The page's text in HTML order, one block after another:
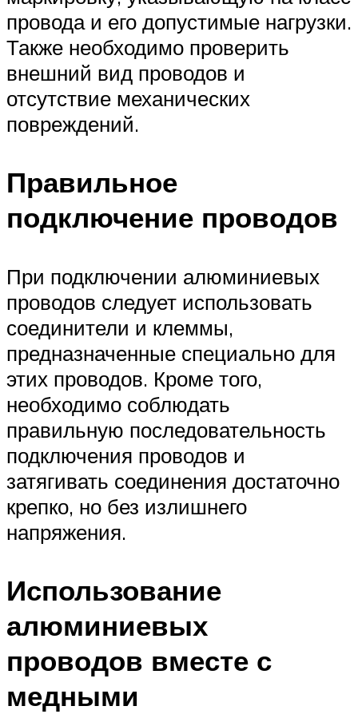
провода и его допустимые нагрузки.
Также необходимо проверить
внешний вид проводов и
отсутствие механических
повреждений.
Правильное
подключение проводов
При подключении алюминиевых
проводов следует использовать
соединители и клеммы,
предназначенные специально для
этих проводов. Кроме того,
необходимо соблюдать
правильную последовательность
подключения проводов и
затягивать соединения достаточно
крепко, но без излишнего
напряжения.
Использование
алюминиевых
проводов вместе с
медными